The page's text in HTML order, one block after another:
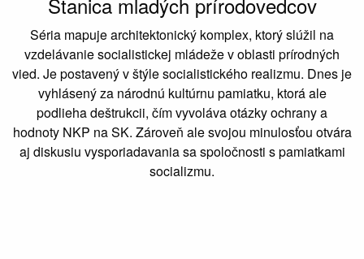
Séria mapuje architektonický komplex, ktorý slúžil na
vzdelávanie socialistickej mládeže v oblasti prírodných
vied. Je postavený v štýle socialistického realizmu. Dnes je
vyhlásený za národnú kultúrnu pamiatku, ktorá ale
podlieha deštrukcii, čím vyvoláva otázky ochrany a
hodnoty NKP na SK. Zároveň ale svojou minulosťou otvára
aj diskusiu vysporiadavania sa spoločnosti s pamiatkami
socializmu.